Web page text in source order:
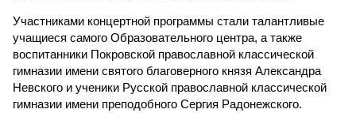
Участниками концертной программы стали талантливые
учащиеся самого Образовательного центра, а также
воспитанники Покровской православной классической
гимназии имени святого благоверного князя Александра
Невского и ученики Русской православной классической
гимназии имени преподобного Сергия Радонежского.